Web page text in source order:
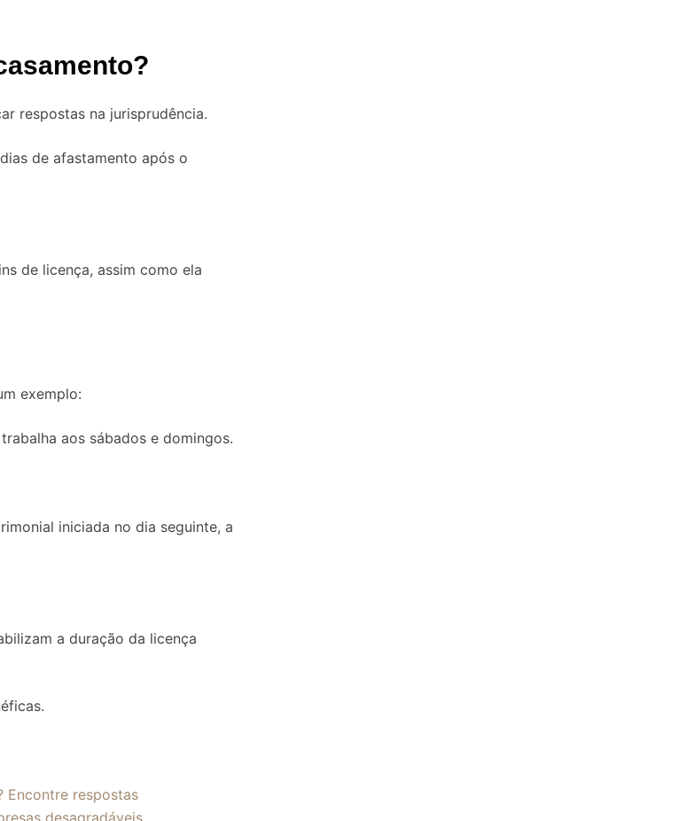
respostas na jurisprudência.
de afastamento após o
de licença, assim como ela
exemplo:
aos sábados e domingos.
iniciada no dia seguinte, a
a duração da licença
Encontre respostas